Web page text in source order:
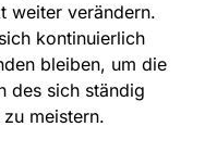
weiter verändern.
kontinuierlich
bleiben, um die
des sich ständig
meistern.